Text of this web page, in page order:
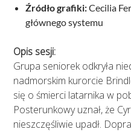
Źródło grafiki:Cecilia
głównego systemu
Opis sesji:
Grupa seniorek odkryła
nadmorskim kurorcie
się o śmierci latarnika w
Posterunkowy uznał, że
nieszczęśliwie upadł.